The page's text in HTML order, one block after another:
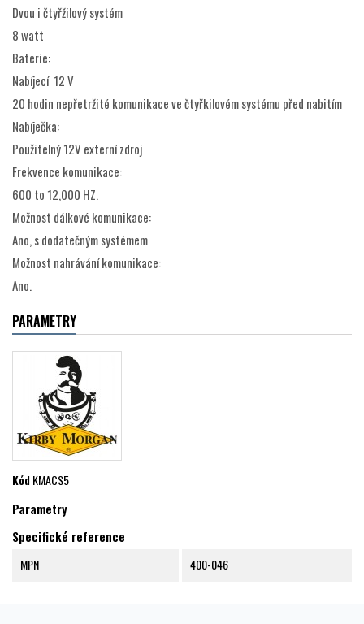
Dvou i čtyřžilový systém
8 watt
Baterie:
Nabíjecí 12 V
20 hodin nepřetržité komunikace ve čtyřkilovém systému před nabitím
Nabíječka:
Použitelný 12V externí zdroj
Frekvence komunikace:
600 to 12,000 HZ.
Možnost dálkové komunikace:
Ano, s dodatečným systémem
Možnost nahrávání komunikace:
Ano.
PARAMETRY
KódKMACS5
Parametry
Specifické reference
MPN 400-046